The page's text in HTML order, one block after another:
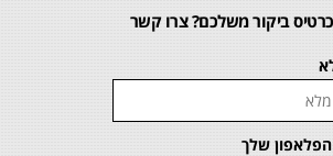
כרטיס ביקור משלכם? צרו קשר
שלך